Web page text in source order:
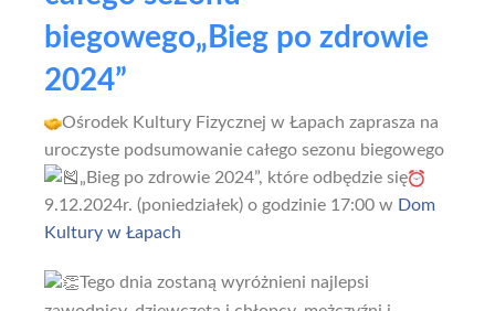
biegowego„Bieg po zdrowie
2024”
Ośrodek Kultury Fizycznej w Łapach zaprasza na
uroczyste podsumowanie całego sezonu biegowego
„Bieg po zdrowie 2024”, które odbędzie się
9.12.2024r. (poniedziałek) o godzinie 17:00 w Dom
Kultury w Łapach
Tego dnia zostaną wyróżnieni najlepsi